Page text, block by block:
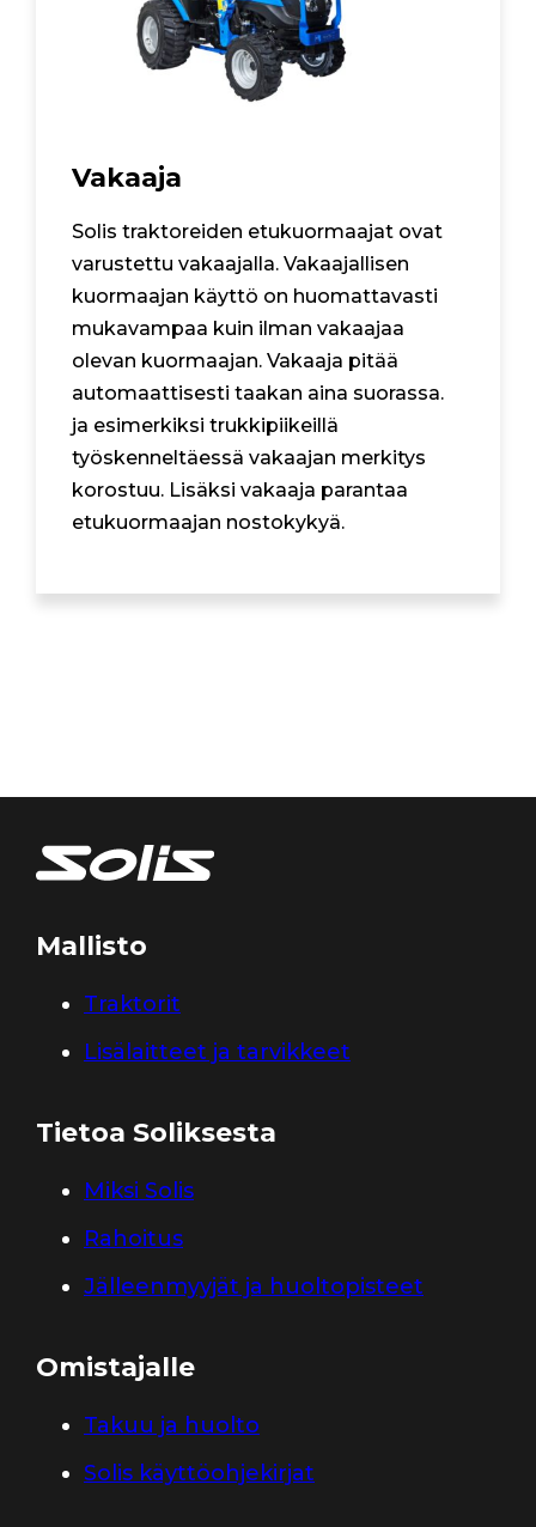
Vakaaja
Solis traktoreiden etukuormaajat ovat
varustettu vakaajalla. Vakaajallisen
kuormaajan käyttö on huomattavasti
mukavampaa kuin ilman vakaajaa
olevan kuormaajan. Vakaaja pitää
automaattisesti taakan aina suorassa.
ja esimerkiksi trukkipiikeillä
työskenneltäessä vakaajan merkitys
korostuu. Lisäksi vakaaja parantaa
etukuormaajan nostokykyä.
Mallisto
Traktorit
Lisälaitteet ja tarvikkeet
Tietoa Soliksesta
Miksi Solis
Rahoitus
Jälleenmyyjät ja huoltopisteet
Omistajalle
Takuu ja huolto
Solis käyttöohjekirjat